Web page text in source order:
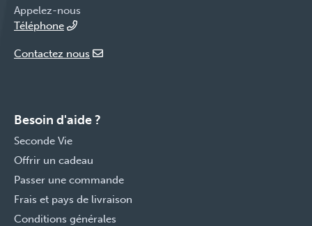
Appelez-nous
Téléphone
Contactez nous
Besoin d'aide ?
Seconde Vie
Offrir un cadeau
Passer une commande
Frais et pays de livraison
Conditions générales